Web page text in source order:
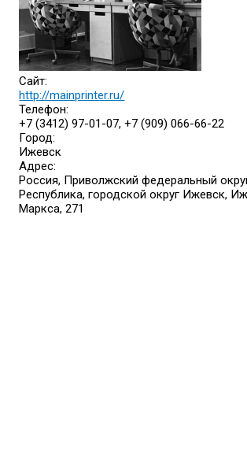
Сайт:
http://mainprinter.ru/
Телефон:
+7 (3412) 97-01-07, +7 (909) 066-66-22
Город:
Ижевск
Адрес:
Россия, Приволжский федеральный
Республика, городской округ Ижевск,
Маркса, 271